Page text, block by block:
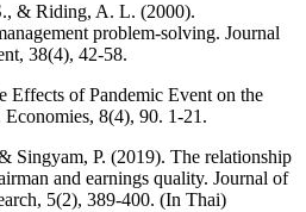
& Riding, A. L. (2000).
problem-solving. Journal
38(4), 42-58.
Effects of Pandemic Event on the
8(4), 90. 1-21.
Singyam, P. (2019). The relationship
and earnings quality. Journal of
5(2), 389-400. (In Thai)